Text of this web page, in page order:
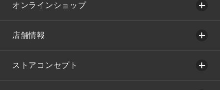
オンラインショップ
店舗情報
ストアコンセプト